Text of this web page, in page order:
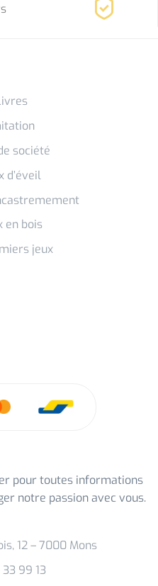
société
d’éveil
en bois
jeux
pour toutes informations
notre passion avec vous.
12 – 7000 Mons
99 13